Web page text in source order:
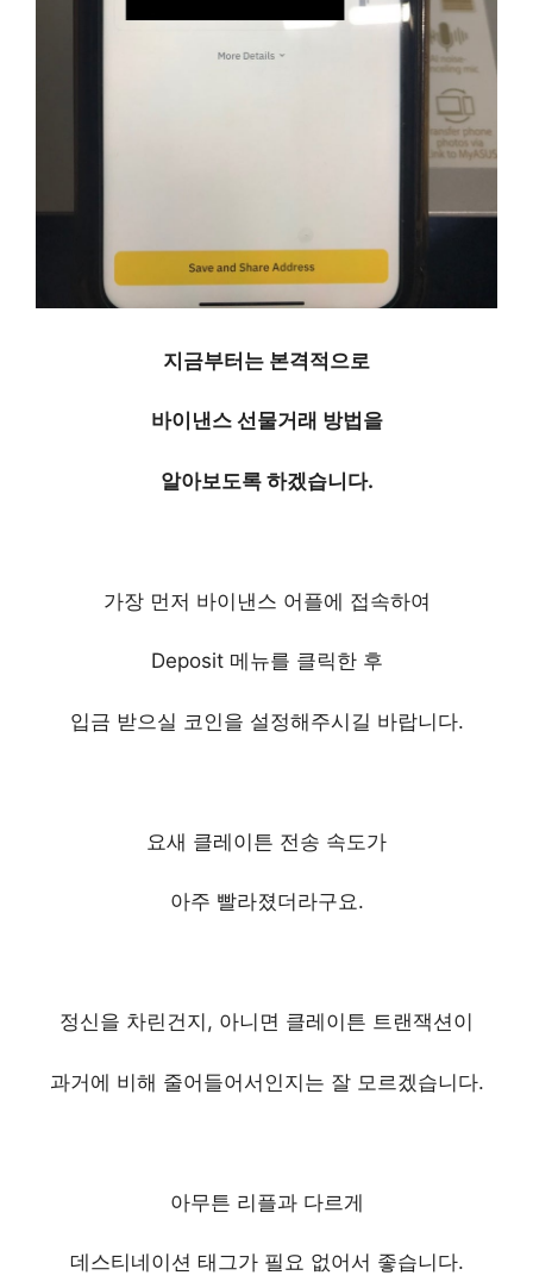
지금부터는 본격적으로
바이낸스 선물거래 방법을
알아보도록 하겠습니다.
가장 먼저 바이낸스 어플에 접속하여
Deposit 메뉴를 클릭한 후
입금 받으실 코인을 설정해주시길 바랍니다.
요새 클레이튼 전송 속도가
아주 빨라졌더라구요.
정신을 차린건지, 아니면 클레이튼 트랜잭션이
과거에 비해 줄어들어서인지는 잘 모르겠습니다.
아무튼 리플과 다르게
데스티네이션 태그가 필요 없어서 좋습니다.